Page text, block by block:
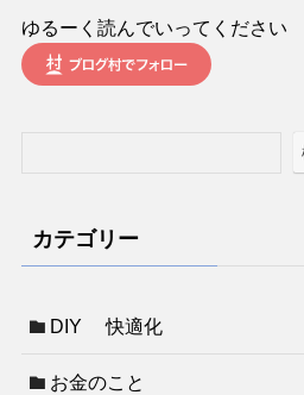
ゆるーく読んでいってください
カテゴリー
DIY 快適化
お金のこと